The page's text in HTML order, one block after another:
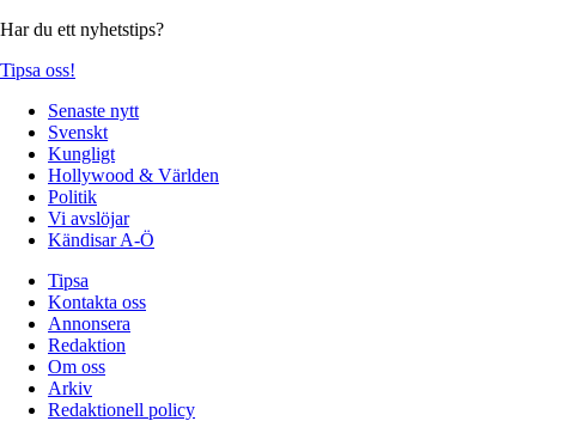
Har du ett nyhetstips?
Tipsa oss!
Senaste nytt
Svenskt
Kungligt
Hollywood & Världen
Politik
Vi avslöjar
Kändisar A-Ö
Tipsa
Kontakta oss
Annonsera
Redaktion
Om oss
Arkiv
Redaktionell policy